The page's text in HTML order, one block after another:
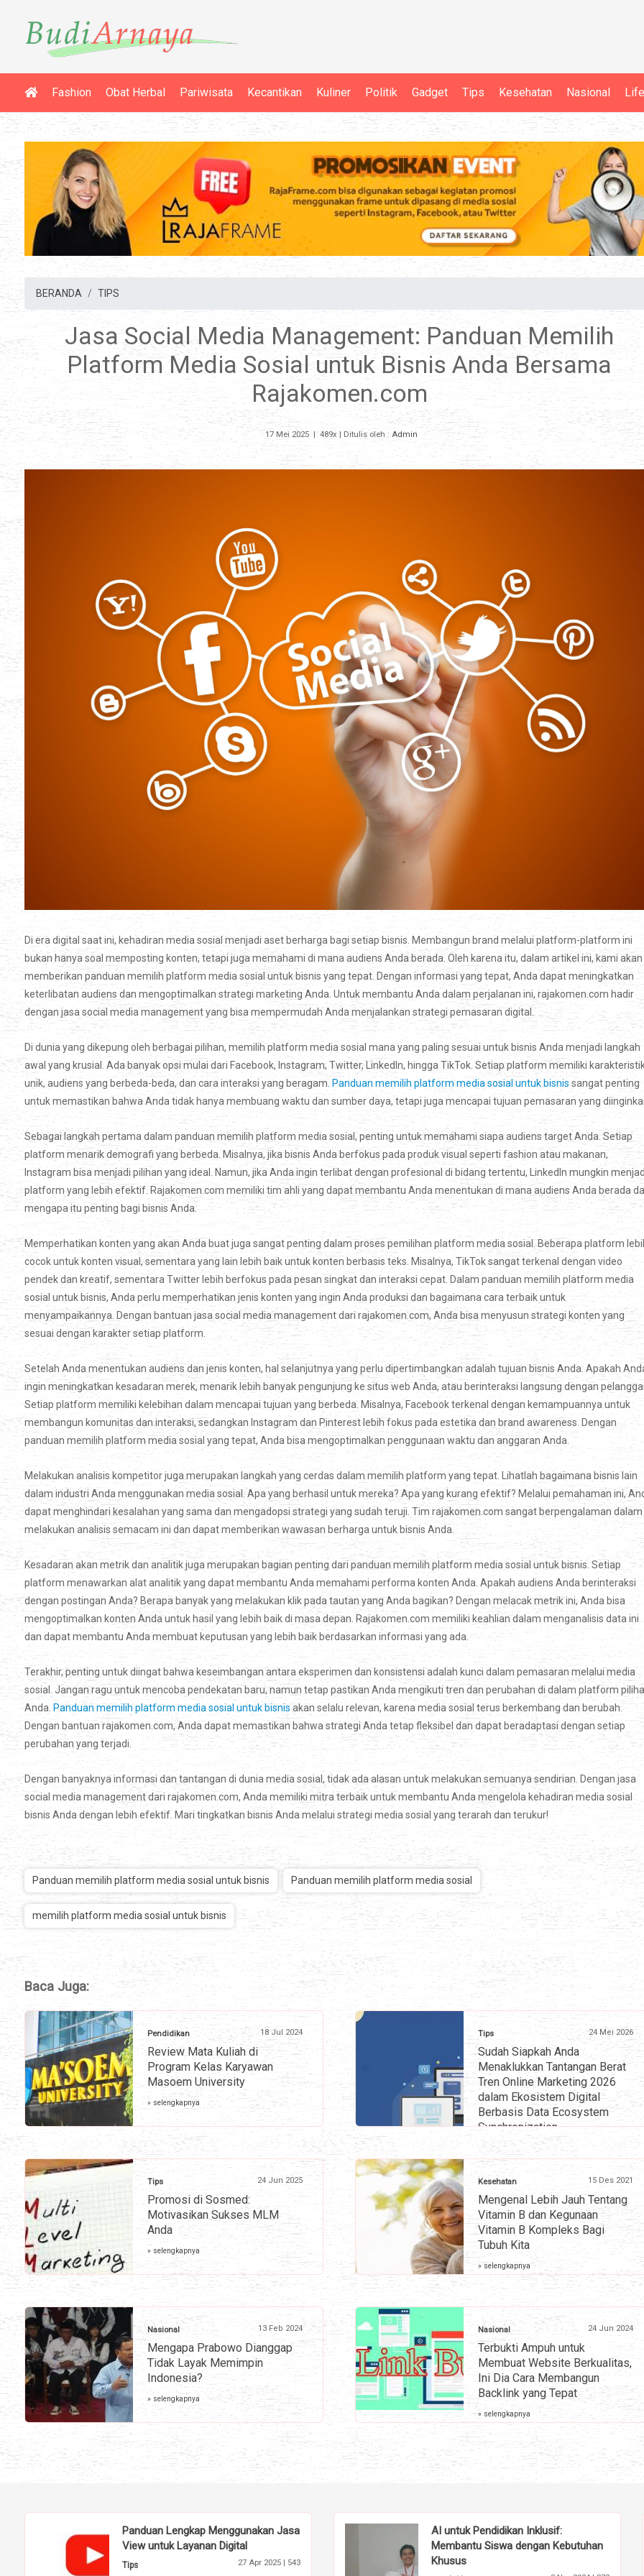
Fashion Obat Herbal Pariwisata Kecantikan Kuliner Politik Gadget Tips Kesehatan Nasional
BERANDA TIPS
Jasa Social Media Management: Panduan Memilih
Platform Media Sosial untuk Bisnis Anda Bersama
Rajakomen.com
17 Mei 2025| 489x | Ditulis oleh : Admin
Di era digital saat ini, kehadiran media sosial menjadi aset berharga bagi setiap bisnis. Membangun brand melalui platform-platform ini
bukan hanya soal memposting konten, tetapi juga memahami di mana audiens Anda berada. Oleh karena itu, dalam artikel ini, kami akan
memberikan panduan memilih platform media sosial untuk bisnis yang tepat. Dengan informasi yang tepat, Anda dapat meningkatkan
keterlibatan audiens dan mengoptimalkan strategi marketing Anda. Untuk membantu Anda dalam perjalanan ini, rajakomen.com hadir
dengan jasa social media management yang bisa mempermudah Anda menjalankan strategi pemasaran digital.
Di dunia yang dikepung oleh berbagai pilihan, memilih platform media sosial mana yang paling sesuai untuk bisnis Anda menjadi langkah
awal yang krusial. Ada banyak opsi mulai dari Facebook, Instagram, Twitter, LinkedIn, hingga TikTok. Setiap platform memiliki
unik, audiens yang berbeda-beda, dan cara interaksi yang beragam. Panduan memilih platform media sosial untuk bisnis sangat penting
untuk memastikan bahwa Anda tidak hanya membuang waktu dan sumber daya, tetapi juga mencapai tujuan pemasaran yang
Sebagai langkah pertama dalam panduan memilih platform media sosial, penting untuk memahami siapa audiens target Anda. Setiap
platform menarik demografi yang berbeda. Misalnya, jika bisnis Anda berfokus pada produk visual seperti fashion atau makanan,
Instagram bisa menjadi pilihan yang ideal. Namun, jika Anda ingin terlibat dengan profesional di bidang tertentu, LinkedIn mungkin
platform yang lebih efektif. Rajakomen.com memiliki tim ahli yang dapat membantu Anda menentukan di mana audiens Anda berada
mengapa itu penting bagi bisnis Anda.
Memperhatikan konten yang akan Anda buat juga sangat penting dalam proses pemilihan platform media sosial. Beberapa platform
cocok untuk konten visual, sementara yang lain lebih baik untuk konten berbasis teks. Misalnya, TikTok sangat terkenal dengan video
pendek dan kreatif, sementara Twitter lebih berfokus pada pesan singkat dan interaksi cepat. Dalam panduan memilih platform media
sosial untuk bisnis, Anda perlu memperhatikan jenis konten yang ingin Anda produksi dan bagaimana cara terbaik untuk
menyampaikannya. Dengan bantuan jasa social media management dari rajakomen.com, Anda bisa menyusun strategi konten yang
sesuai dengan karakter setiap platform.
Setelah Anda menentukan audiens dan jenis konten, hal selanjutnya yang perlu dipertimbangkan adalah tujuan bisnis Anda. Apakah
ingin meningkatkan kesadaran merek, menarik lebih banyak pengunjung ke situs web Anda, atau berinteraksi langsung dengan
Setiap platform memiliki kelebihan dalam mencapai tujuan yang berbeda. Misalnya, Facebook terkenal dengan kemampuannya untuk
membangun komunitas dan interaksi, sedangkan Instagram dan Pinterest lebih fokus pada estetika dan brand awareness. Dengan
panduan memilih platform media sosial yang tepat, Anda bisa mengoptimalkan penggunaan waktu dan anggaran Anda.
Melakukan analisis kompetitor juga merupakan langkah yang cerdas dalam memilih platform yang tepat. Lihatlah bagaimana bisnis lain
dalam industri Anda menggunakan media sosial. Apa yang berhasil untuk mereka? Apa yang kurang efektif? Melalui pemahaman ini,
dapat menghindari kesalahan yang sama dan mengadopsi strategi yang sudah teruji. Tim rajakomen.com sangat berpengalaman dalam
melakukan analisis semacam ini dan dapat memberikan wawasan berharga untuk bisnis Anda.
Kesadaran akan metrik dan analitik juga merupakan bagian penting dari panduan memilih platform media sosial untuk bisnis. Setiap
platform menawarkan alat analitik yang dapat membantu Anda memahami performa konten Anda. Apakah audiens Anda berinteraksi
dengan postingan Anda? Berapa banyak yang melakukan klik pada tautan yang Anda bagikan? Dengan melacak metrik ini, Anda bisa
mengoptimalkan konten Anda untuk hasil yang lebih baik di masa depan. Rajakomen.com memiliki keahlian dalam menganalisis data ini
dan dapat membantu Anda membuat keputusan yang lebih baik berdasarkan informasi yang ada.
Terakhir, penting untuk diingat bahwa keseimbangan antara eksperimen dan konsistensi adalah kunci dalam pemasaran melalui media
sosial. Jangan ragu untuk mencoba pendekatan baru, namun tetap pastikan Anda mengikuti tren dan perubahan di dalam platform
Anda. Panduan memilih platform media sosial untuk bisnis akan selalu relevan, karena media sosial terus berkembang dan berubah.
Dengan bantuan rajakomen.com, Anda dapat memastikan bahwa strategi Anda tetap fleksibel dan dapat beradaptasi dengan setiap
perubahan yang terjadi.
Dengan banyaknya informasi dan tantangan di dunia media sosial, tidak ada alasan untuk melakukan semuanya sendirian. Dengan jasa
social media management dari rajakomen.com, Anda memiliki mitra terbaik untuk membantu Anda mengelola kehadiran media sosial
bisnis Anda dengan lebih efektif. Mari tingkatkan bisnis Anda melalui strategi media sosial yang terarah dan terukur!
Panduan memilih platform media sosial untuk bisnis Panduan memilih platform media sosial
memilih platform media sosial untuk bisnis
Baca Juga:
Pendidikan 18 Jul 2024
Review Mata Kuliah di
Program Kelas Karyawan
Masoem University
» selengkapnya
Tips 24 Mei 2026
Sudah Siapkah Anda
Menaklukkan Tantangan Berat
Tren Online Marketing 2026
dalam Ekosistem Digital
Berbasis Data Ecosystem
Synchronization
Tips 24 Jun 2025
Promosi di Sosmed:
Motivasikan Sukses MLM
Anda
» selengkapnya
Kesehatan 15 Des 2021
Mengenal Lebih Jauh Tentang
Vitamin B dan Kegunaan
Vitamin B Kompleks Bagi
Tubuh Kita
» selengkapnya
Nasional 13 Feb 2024
Mengapa Prabowo Dianggap
Tidak Layak Memimpin
Indonesia?
» selengkapnya
Nasional 24 Jun 2024
Terbukti Ampuh untuk
Membuat Website Berkualitas,
Ini Dia Cara Membangun
Backlink yang Tepat
» selengkapnya
Panduan Lengkap Menggunakan Jasa
View untuk Layanan Digital
Tips 27 Apr 2025 | 543
AI untuk Pendidikan Inklusif:
Membantu Siswa dengan Kebutuhan
Khusus